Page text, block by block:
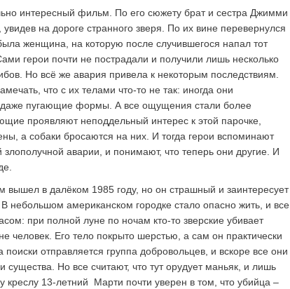
интересный фильм. По его сюжету брат и сестра Джимми
на дороге странного зверя. По их вине перевернулся
женщина, на которую после случившегося напал тот
герои почти не пострадали и получили лишь несколько
Но всё же авария привела к некоторым последствиям.
что с их телами что-то не так: иногда они
пугающие формы. А все ощущения стали более
проявляют неподдельный интерес к этой парочке,
а собаки бросаются на них. И тогда герои вспоминают
злополучной аварии, и понимают, что теперь они другие. И
вышел в далёком 1985 году, но он страшный и заинтересует
небольшом американском городке стало опасно жить, и все
при полной луне по ночам кто-то зверские убивает
человек. Его тело покрыто шерстью, а сам он практически
отправляется группа добровольцев, и вскоре все они
существа. Но все считают, что тут орудует маньяк, и лишь
креслу 13-летний Марти почти уверен в том, что убийца –